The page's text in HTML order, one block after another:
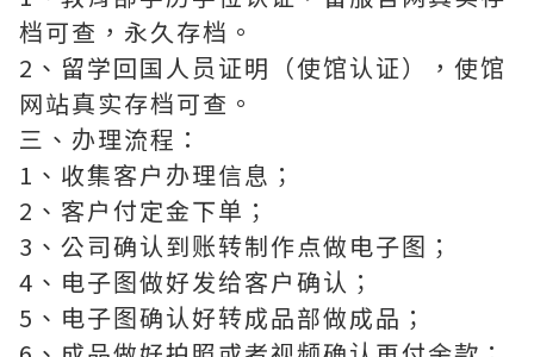
档可查，永久存档。
2、留学回国人员证明（使馆认证），使馆
网站真实存档可查。
三、办理流程：
1、收集客户办理信息；
2、客户付定金下单；
3、公司确认到账转制作点做电子图；
4、电子图做好发给客户确认；
5、电子图确认好转成品部做成品；